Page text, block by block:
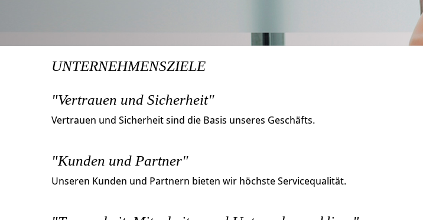
UNTERNEHMENSZIELE
"Vertrauen und Sicherheit"
Vertrauen und Sicherheit sind die Basis unseres Geschäfts.
"Kunden und Partner"
Unseren Kunden und Partnern bieten wir höchste Servicequalität.